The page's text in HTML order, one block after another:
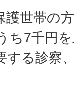
護世帯の
ち7千円
する診察